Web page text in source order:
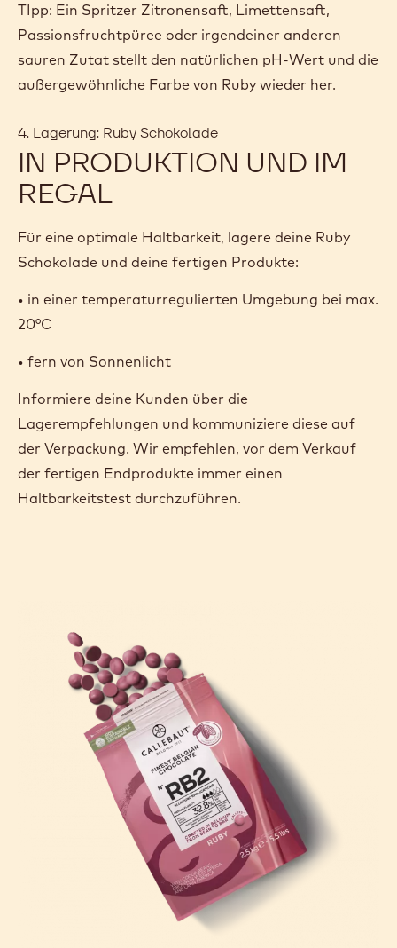
TIpp: Ein Spritzer Zitronensaft, Limettensaft,
Passionsfruchtpüree oder irgendeiner anderen
sauren Zutat stellt den natürlichen pH-Wert und die
außergewöhnliche Farbe von Ruby wieder her.
4. Lagerung: Ruby Schokolade
IN PRODUKTION UND IM
REGAL
Für eine optimale Haltbarkeit, lagere deine Ruby
Schokolade und deine fertigen Produkte:
• in einer temperaturregulierten Umgebung bei max.
20°C
• fern von Sonnenlicht
Informiere deine Kunden über die
Lagerempfehlungen und kommuniziere diese auf
der Verpackung. Wir empfehlen, vor dem Verkauf
der fertigen Endprodukte immer einen
Haltbarkeitstest durchzuführen.